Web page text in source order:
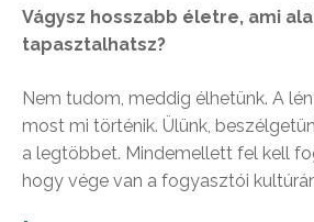
Vágysz hosszabb életre, ami
tapasztalhatsz?
Nem tudom, meddig élhetünk. A
most mi történik. Ülünk,
a legtöbbet. Mindemellett fel kell
hogy vége van a fogyasztói